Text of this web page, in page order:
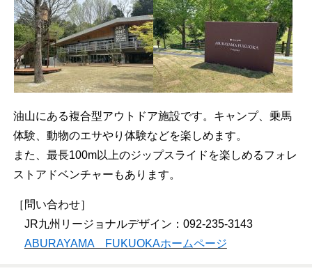
油山にある複合型アウトドア施設です。キャンプ、乗馬
体験、動物のエサやり体験などを楽しめます。
また、最長100m以上のジップスライドを楽しめるフォレ
ストアドベンチャーもあります。
［問い合わせ］
JR九州リージョナルデザイン：092-235-3143
ABURAYAMA FUKUOKAホームページ